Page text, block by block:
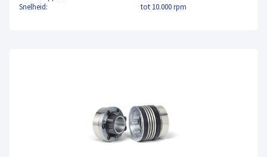
Snelheid:
tot 10.000 rpm